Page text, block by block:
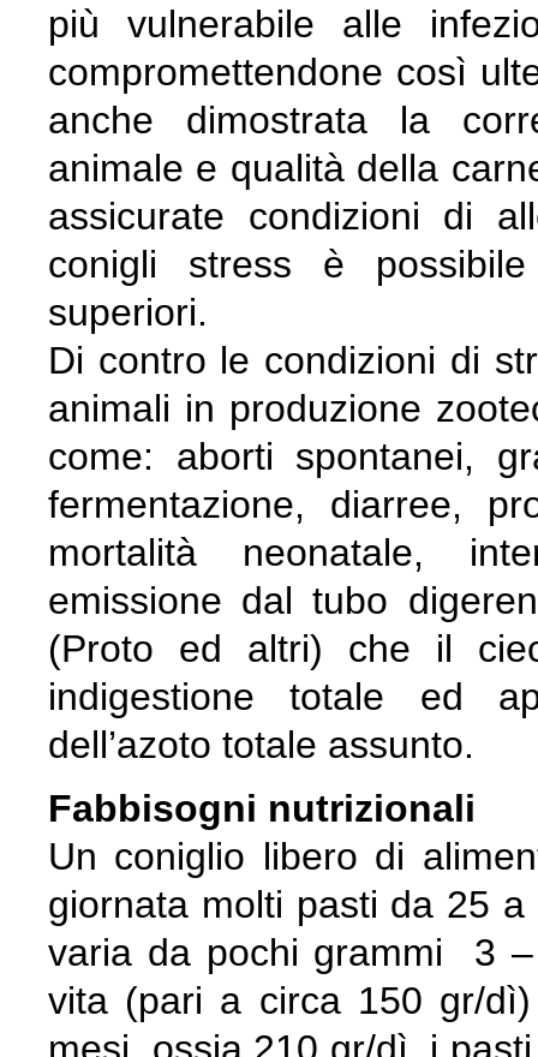
più vulnerabile alle
compromettendone così
anche dimostrata la
animale e qualità della
assicurate condizioni di
conigli stress è
superiori.
Di contro le condizioni di
animali in produzione
come: aborti spontanei,
fermentazione, diarree,
mortalità neonatale,
emissione dal tubo
(Proto ed altri) che il
indigestione totale ed
dell’azoto totale assunto.
Fabbisogni nutrizionali
Un coniglio libero di
giornata molti pasti da 25
varia da pochi grammi 3
vita (pari a circa 150 gr/
mesi, ossia 210 gr/dì, i